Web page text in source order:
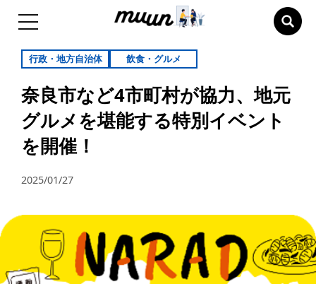
行政・地方自治体 飲食・グルメ
奈良市など4市町村が協力、地元
グルメを堪能する特別イベント
を開催！
2025/01/27